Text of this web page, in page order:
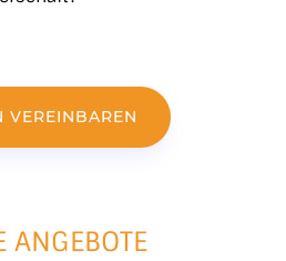
VEREINBAREN
ANGEBOTE